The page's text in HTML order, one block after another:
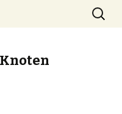
Suche
nach: